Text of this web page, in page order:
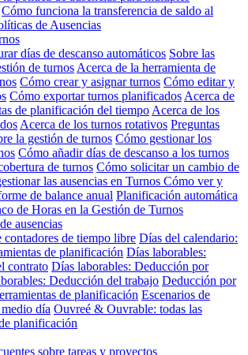
Cómo funciona la transferencia de saldo al
de Ausencias
días de descanso automáticos Sobre las
de turnos Acerca de la herramienta de
Cómo crear y asignar turnos Cómo editar y
Cómo exportar turnos planificados Acerca de
de planificación del tiempo Acerca de los
Acerca de los turnos rotativos Preguntas
la gestión de turnos Cómo gestionar los
Cómo añadir días de descanso a los turnos
de turnos Cómo solicitar un cambio de
las ausencias en Turnos Cómo ver y
de balance anual Planificación automática
de Horas en la Gestión de Turnos
ausencias
contadores de tiempo libre Días del calendario:
de planificación Días laborables:
contrato Días laborables: Deducción por
Deducción del trabajo Deducción por
de planificación Escenarios de
día Ouvreé & Ouvrable: todas las
planificación
sobre tareas y proyectos